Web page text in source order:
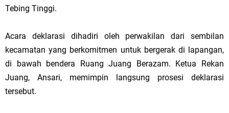
Tebing Tinggi.
Acara deklarasi dihadiri oleh perwakilan dari sembilan
kecamatan yang berkomitmen untuk bergerak di lapangan,
di bawah bendera Ruang Juang Berazam. Ketua Rekan
Juang, Ansari, memimpin langsung prosesi deklarasi
tersebut.